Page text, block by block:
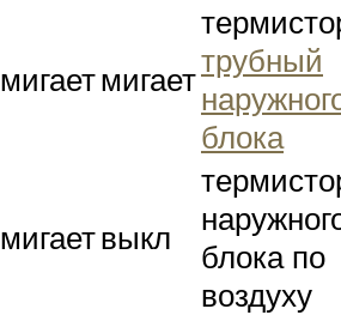
мигаетмигаеттрубный
блока
мигаетвыкл
блока по
воздуху